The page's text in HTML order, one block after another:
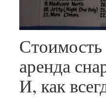
аренда
И, как